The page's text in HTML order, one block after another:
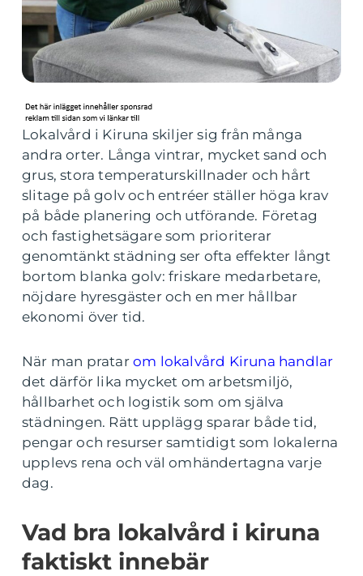
Lokalvård i Kiruna skiljer sig från många
andra orter. Långa vintrar, mycket sand och
grus, stora temperaturskillnader och hårt
slitage på golv och entréer ställer höga krav
på både planering och utförande. Företag
och fastighetsägare som prioriterar
genomtänkt städning ser ofta effekter långt
bortom blanka golv: friskare medarbetare,
nöjdare hyresgäster och en mer hållbar
ekonomi över tid.
När man pratar om lokalvård Kiruna handlar
det därför lika mycket om arbetsmiljö,
hållbarhet och logistik som om själva
städningen. Rätt upplägg sparar både tid,
pengar och resurser samtidigt som lokalerna
upplevs rena och väl omhändertagna varje
dag.
Vad bra lokalvård i kiruna
faktiskt innebär